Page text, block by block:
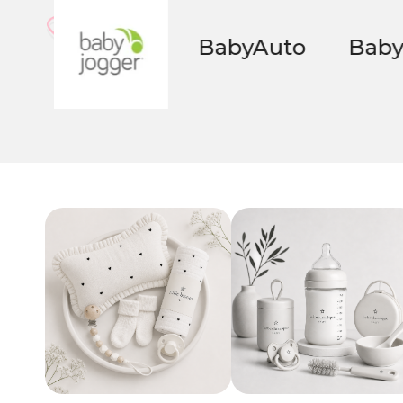
BabyAuto Babybio